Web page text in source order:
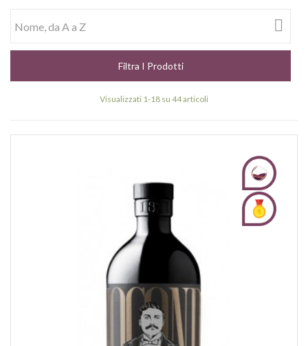
Nome, da A a Z 
Filtra I Prodotti
Visualizzati 1-18 su 44 articoli